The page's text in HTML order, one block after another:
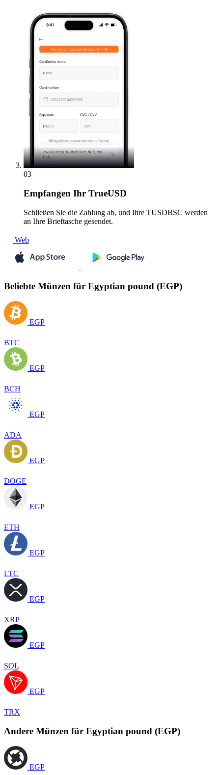
03
Empfangen Ihr TrueUSD
Schließen Sie die Zahlung ab, und Ihre TUSDBSC werden
an Ihre Brieftasche gesendet.
Web
Beliebte Münzen für Egyptian pound (EGP)
EGP
BTC
EGP
BCH
EGP
ADA
EGP
DOGE
EGP
ETH
EGP
LTC
EGP
XRP
EGP
SOL
EGP
TRX
Andere Münzen für Egyptian pound (EGP)
EGP